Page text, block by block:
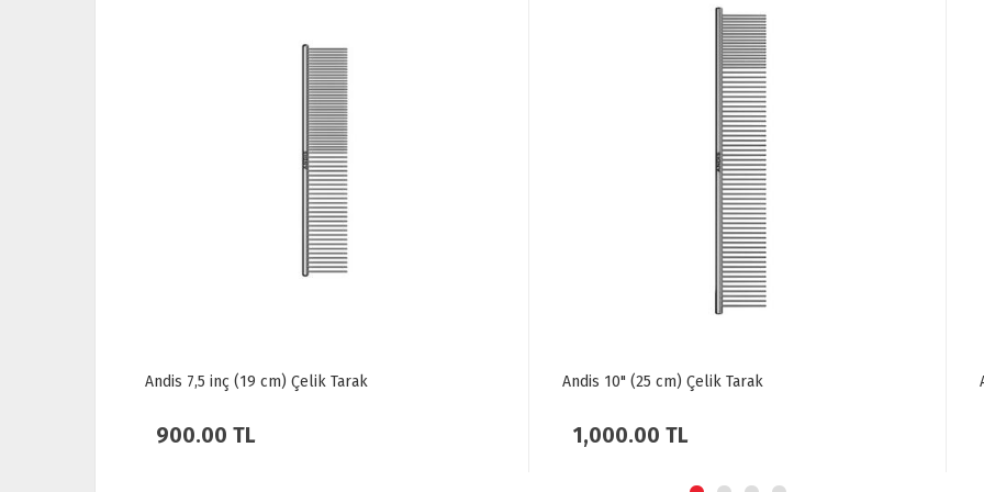
Andis 10" (25 cm) Çelik Tarak
1,000.00 TL
Andis Pim Uçlu Fırça - Orta Boy
750.00 TL